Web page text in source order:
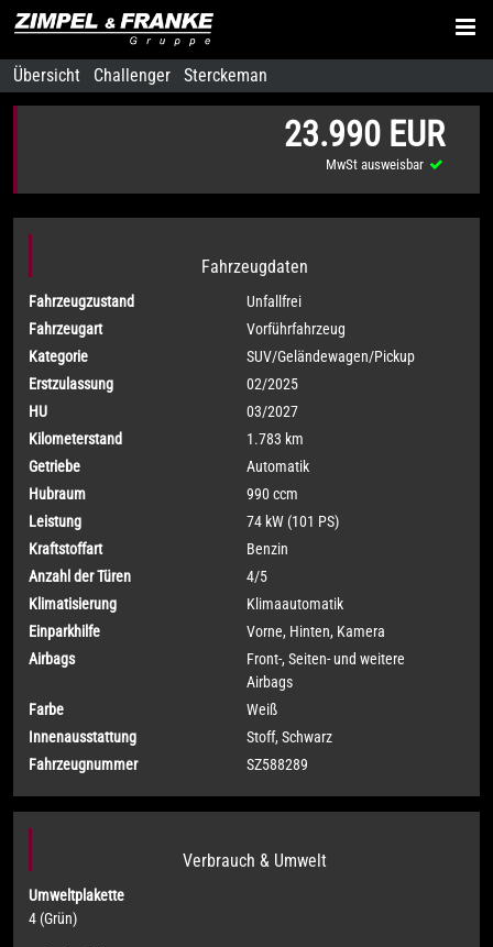
Übersicht Challenger Sterckeman
23.990 EUR
MwSt ausweisbar
Fahrzeugdaten
Fahrzeugzustand
Unfallfrei
Fahrzeugart
Vorführfahrzeug
Kategorie
SUV/Geländewagen/Pickup
Erstzulassung
02/2025
HU
03/2027
Kilometerstand
1.783 km
Getriebe
Automatik
Hubraum
990 ccm
Leistung
74 kW (101 PS)
Kraftstoffart
Benzin
Anzahl der Türen
4/5
Klimatisierung
Klimaautomatik
Einparkhilfe
Vorne, Hinten, Kamera
Airbags
Front-, Seiten- und weitere
Airbags
Farbe
Weiß
Innenausstattung
Stoff, Schwarz
Fahrzeugnummer
SZ588289
Verbrauch & Umwelt
Umweltplakette
4 (Grün)